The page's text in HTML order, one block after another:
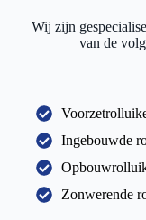
Wij zijn
van de
Ingebouwde
Zonwerende